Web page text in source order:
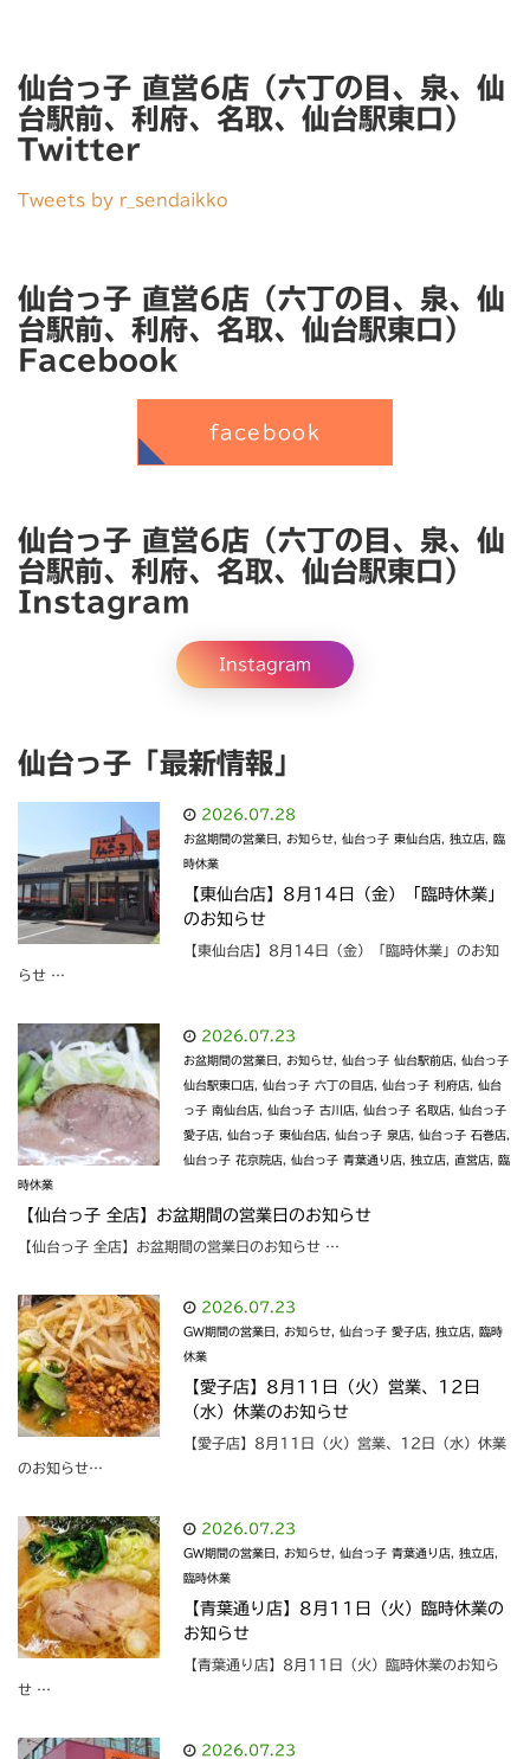
仙台っ子 直営6店（六丁の目、泉、仙
台駅前、利府、名取、仙台駅東口）
Twitter
Tweets by r_sendaikko
仙台っ子 直営6店（六丁の目、泉、仙
台駅前、利府、名取、仙台駅東口）
Facebook
facebook
仙台っ子 直営6店（六丁の目、泉、仙
台駅前、利府、名取、仙台駅東口）
Instagram
Instagram
仙台っ子「最新情報」
2026.07.28
お盆期間の営業日 , お知らせ, 仙台っ子 東仙台店, 独立店, 臨
時休業
【東仙台店】8月14日（金）「臨時休業」
のお知らせ
【東仙台店】8月14日（金）「臨時休業」のお知
らせ …
2026.07.23
お盆期間の営業日 , お知らせ, 仙台っ子 仙台駅前店, 仙台っ子
仙台駅東口店, 仙台っ子 六丁の目店, 仙台っ子 利府店, 仙台
っ子 南仙台店, 仙台っ子 古川店, 仙台っ子 名取店, 仙台っ子
愛子店, 仙台っ子 東仙台店, 仙台っ子 泉店, 仙台っ子 石巻店,
仙台っ子 花京院店, 仙台っ子 青葉通り店, 独立店, 直営店, 臨
時休業
【仙台っ子 全店】お盆期間の営業日のお知らせ
【仙台っ子 全店】お盆期間の営業日のお知らせ …
2026.07.23
GW期間の営業日 , お知らせ, 仙台っ子 愛子店, 独立店, 臨時
休業
【愛子店】8月11日（火）営業、12日
（水）休業のお知らせ
【愛子店】8月11日（火）営業、12日（水）休業
のお知らせ…
2026.07.23
GW期間の営業日 , お知らせ, 仙台っ子 青葉通り店, 独立店,
臨時休業
【青葉通り店】8月11日（火）臨時休業の
お知らせ
【青葉通り店】8月11日（火）臨時休業のお知ら
せ …
2026.07.23